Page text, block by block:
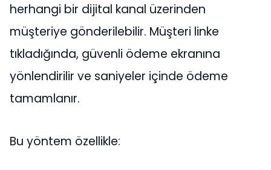
herhangi bir dijital kanal üzerinden
müşteriye gönderilebilir. Müşteri linke
tıkladığında, güvenli ödeme ekranına
yönlendirilir ve saniyeler içinde ödeme
tamamlanır.
Bu yöntem özellikle: